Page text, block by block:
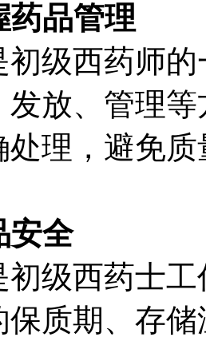
药品管理
初级西药师
发放、管理
处理，避免
安全
初级西药士
保质期、存